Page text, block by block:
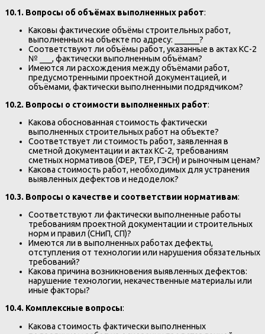
10.1. Вопросы об объёмах выполненных работ:
Каковы фактические объёмы строительных работ,
выполненных на объекте по адресу: ______?
Соответствуют ли объёмы работ, указанные в актах КС-2
№ ___, фактически выполненным объёмам?
Имеются ли расхождения между объёмами работ,
предусмотренными проектной документацией, и
объёмами, фактически выполненными подрядчиком?
10.2. Вопросы о стоимости выполненных работ:
Какова обоснованная стоимость фактически
выполненных строительных работ на объекте?
Соответствует ли стоимость работ, заявленная в
сметной документации и актах КС-2, требованиям
сметных нормативов (ФЕР, ТЕР, ГЭСН) и рыночным ценам?
Какова стоимость работ, необходимых для устранения
выявленных дефектов и недоделок?
10.3. Вопросы о качестве и соответствии нормативам:
Соответствуют ли фактически выполненные работы
требованиям проектной документации и строительных
норм и правил (СНиП, СП)?
Имеются ли в выполненных работах дефекты,
отступления от технологии или нарушения обязательных
требований?
Какова причина возникновения выявленных дефектов:
нарушение технологии, некачественные материалы или
иные факторы?
10.4. Комплексные вопросы:
Какова стоимость фактически выполненных